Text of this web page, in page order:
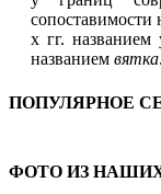
сопоставимости
х гг. названием
названием вятка.
ПОПУЛЯРНОЕ
ФОТО ИЗ